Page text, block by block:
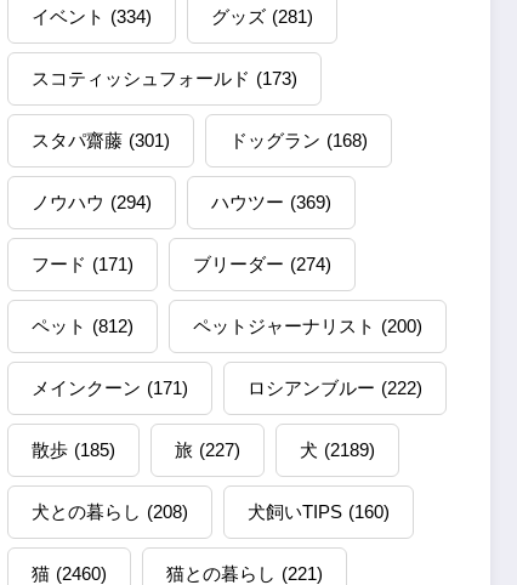
イベント (334) グッズ (281)
スコティッシュフォールド (173)
スタパ齋藤 (301) ドッグラン (168)
ノウハウ (294) ハウツー (369)
フード (171) ブリーダー (274)
ペット (812) ペットジャーナリスト (200)
メインクーン (171) ロシアンブルー (222)
散歩 (185) 旅 (227) 犬 (2189)
犬との暮らし (208) 犬飼いTIPS (160)
猫 (2460) 猫との暮らし (221)